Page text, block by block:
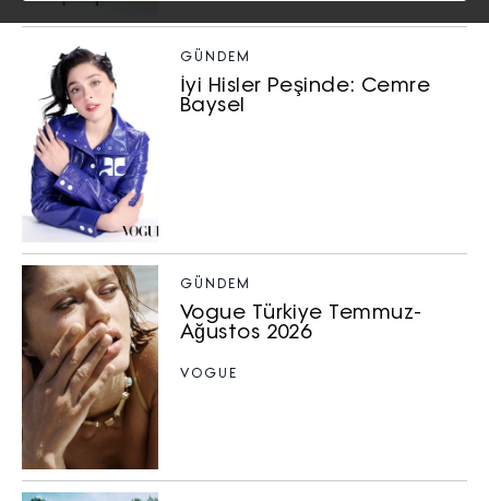
GÜNDEM
İyi Hisler Peşinde: Cemre
Baysel
GÜNDEM
Vogue Türkiye Temmuz-
Ağustos 2026
VOGUE